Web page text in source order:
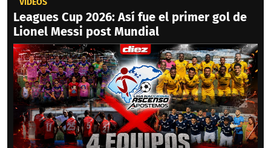
VIDEOS
Leagues Cup 2026: Así fue el primer gol de
Lionel Messi post Mundial